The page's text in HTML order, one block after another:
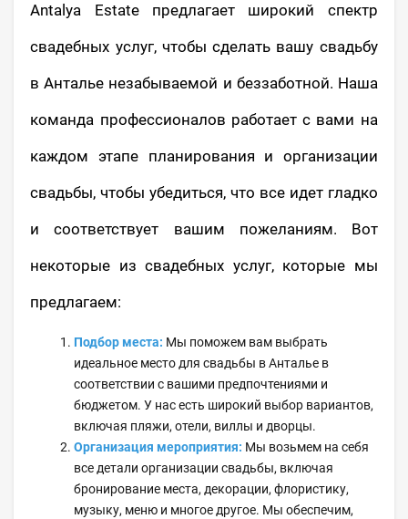
Antalya Estate предлагает широкий спектр
свадебных услуг, чтобы сделать вашу свадьбу
в Анталье незабываемой и беззаботной. Наша
команда профессионалов работает с вами на
каждом этапе планирования и организации
свадьбы, чтобы убедиться, что все идет гладко
и соответствует вашим пожеланиям. Вот
некоторые из свадебных услуг, которые мы
предлагаем:
Подбор места: Мы поможем вам выбрать
идеальное место для свадьбы в Анталье в
соответствии с вашими предпочтениями и
бюджетом. У нас есть широкий выбор вариантов,
включая пляжи, отели, виллы и дворцы.
Организация мероприятия: Мы возьмем на себя
все детали организации свадьбы, включая
бронирование места, декорации, флористику,
музыку, меню и многое другое. Мы обеспечим,